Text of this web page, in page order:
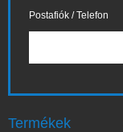
Postafiók / Telefon
Termékek